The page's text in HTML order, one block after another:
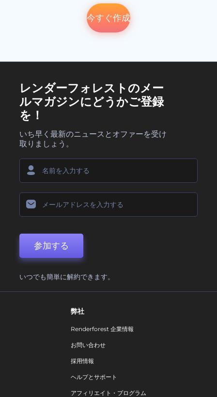
今すぐ作成
レンダーフォレストのメー
ルマガジンにどうかご登録
を！
いち早く最新のニュースとオファーを受け
取りましょう。
参加する
いつでも簡単に解約できます。
弊社
Renderforest 企業情報
お問い合わせ
採用情報
ヘルプとサポート
アフィリエイト・プログラム